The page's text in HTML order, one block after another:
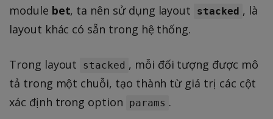
module bet, ta nên sử dụng layout stacked , là
layout khác có sẵn trong hệ thống.
Trong layout stacked , mỗi đối tượng được mô
tả trong một chuỗi, tạo thành từ giá trị các cột
xác định trong option
params .